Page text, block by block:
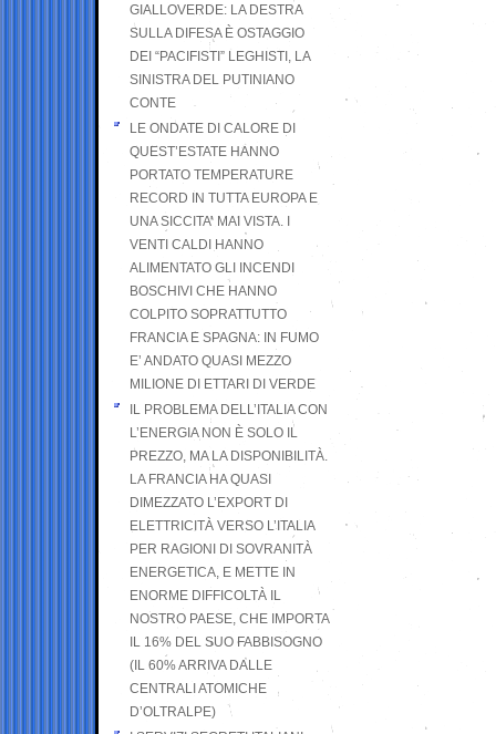
GIALLOVERDE: LA DESTRA
SULLA DIFESA È OSTAGGIO
DEI “PACIFISTI” LEGHISTI, LA
SINISTRA DEL PUTINIANO
CONTE
LE ONDATE DI CALORE DI
QUEST’ESTATE HANNO
PORTATO TEMPERATURE
RECORD IN TUTTA EUROPA E
UNA SICCITA’ MAI VISTA. I
VENTI CALDI HANNO
ALIMENTATO GLI INCENDI
BOSCHIVI CHE HANNO
COLPITO SOPRATTUTTO
FRANCIA E SPAGNA: IN FUMO
E’ ANDATO QUASI MEZZO
MILIONE DI ETTARI DI VERDE
IL PROBLEMA DELL’ITALIA CON
L’ENERGIA NON È SOLO IL
PREZZO, MA LA DISPONIBILITÀ.
LA FRANCIA HA QUASI
DIMEZZATO L’EXPORT DI
ELETTRICITÀ VERSO L’ITALIA
PER RAGIONI DI SOVRANITÀ
ENERGETICA, E METTE IN
ENORME DIFFICOLTÀ IL
NOSTRO PAESE, CHE IMPORTA
IL 16% DEL SUO FABBISOGNO
(IL 60% ARRIVA DALLE
CENTRALI ATOMICHE
D’OLTRALPE)